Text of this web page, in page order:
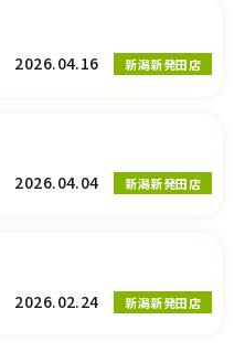
2026.04.16
新潟新発田店
2026.04.04
新潟新発田店
2026.02.24
新潟新発田店